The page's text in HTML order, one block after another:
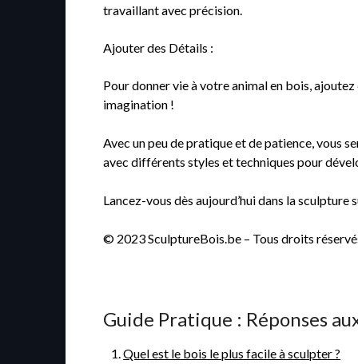
travaillant avec précision.
Ajouter des Détails :
Pour donner vie à votre animal en bois,
imagination !
Avec un peu de pratique et de patience, vous
avec différents styles et techniques pour
Lancez-vous dès aujourd’hui dans la
© 2023 SculptureBois.be – Tous droits
Guide Pratique : Réponses
Quel est le bois le plus facile à sculpter ?